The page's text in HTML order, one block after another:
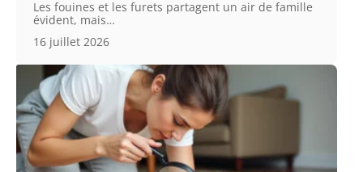
Les fouines et les furets partagent un air de famille
évident, mais…
16 juillet 2026